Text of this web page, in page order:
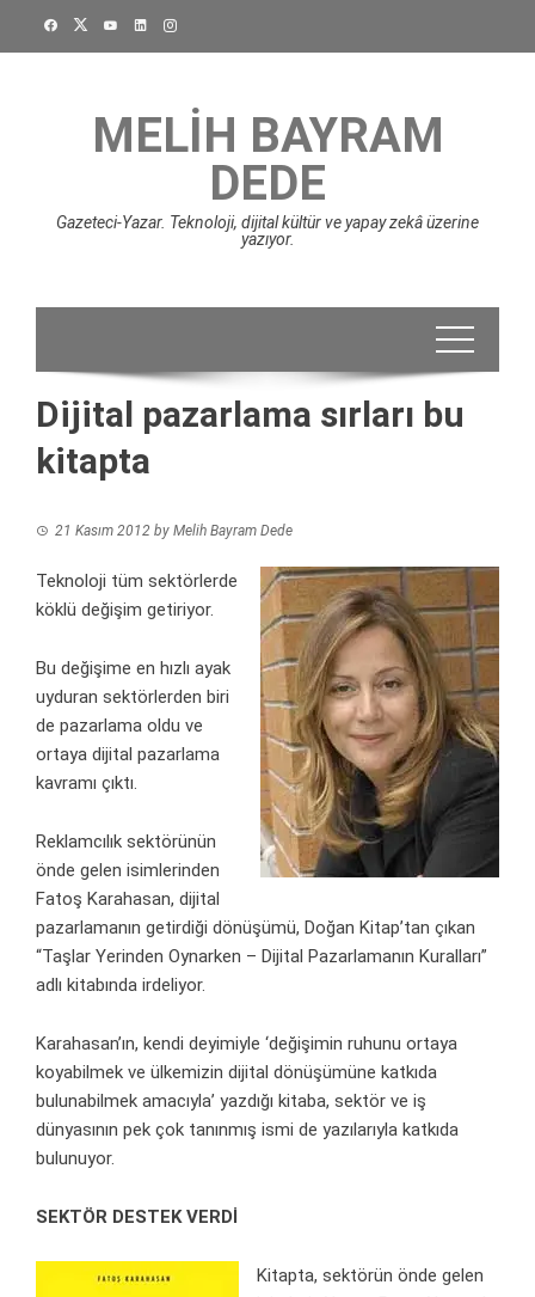
MELIH BAYRAM
DEDE
Gazeteci-Yazar. Teknoloji, dijital kültür ve yapay zekâ üzerine
yazıyor.
Dijital pazarlama sırları bu
kitapta
21 Kasım 2012 by Melih Bayram Dede
Teknoloji tüm sektörlerde
köklü değişim getiriyor.
Bu değişime en hızlı ayak
uyduran sektörlerden biri
de pazarlama oldu ve
ortaya dijital pazarlama
kavramı çıktı.
Reklamcılık sektörünün
önde gelen isimlerinden
Fatoş Karahasan, dijital
pazarlamanın getirdiği dönüşümü, Doğan Kitap’tan çıkan
“Taşlar Yerinden Oynarken – Dijital Pazarlamanın Kuralları”
adlı kitabında irdeliyor.
Karahasan’ın, kendi deyimiyle ‘değişimin ruhunu ortaya
koyabilmek ve ülkemizin dijital dönüşümüne katkıda
bulunabilmek amacıyla’ yazdığı kitaba, sektör ve iş
dünyasının pek çok tanınmış ismi de yazılarıyla katkıda
bulunuyor.
SEKTÖR DESTEK VERDİ
Kitapta, sektörün önde gelen